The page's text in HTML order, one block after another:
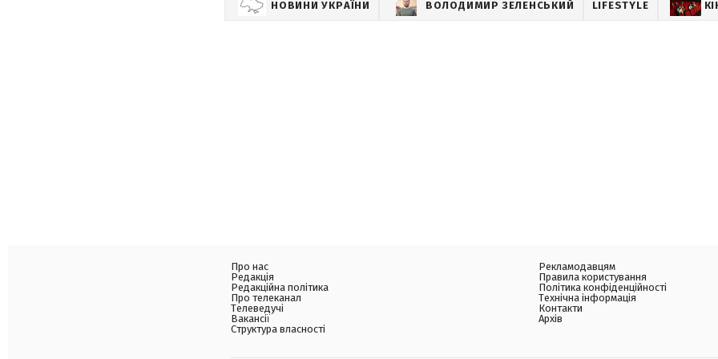
НОВИНИ УКРАЇНИ ВОЛОДИМИР ЗЕЛЕНСЬКИЙ LIFESTYLE
Про нас
Редакція
Редакційна політика
Про телеканал
Телеведучі
Вакансії
Структура власності
Рекламодавцям
Правила користування
Політика конфіденційності
Технічна інформація
Контакти
Архів